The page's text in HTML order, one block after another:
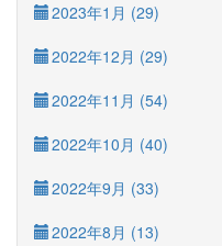
2023年1月 (29)
2022年12月 (29)
2022年11月 (54)
2022年10月 (40)
2022年9月 (33)
2022年8月 (13)